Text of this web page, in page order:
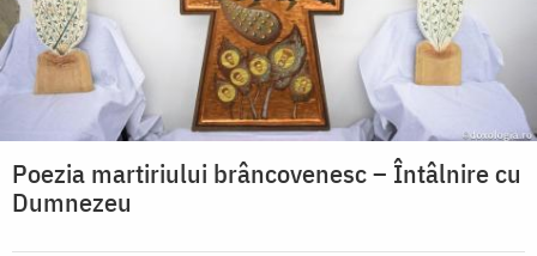
Poezia martiriului brâncovenesc – Întâlnire cu
Dumnezeu